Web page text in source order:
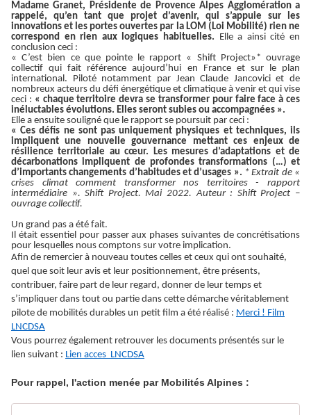
Madame Granet, Présidente de Provence Alpes Agglomération a
rappelé, qu’en tant que projet d’avenir, qui s’appuie sur les
innovations et les portes ouvertes par la LOM (Loi Mobilité) rien ne
correspond en rien aux logiques habituelles. Elle a ainsi cité en
conclusion ceci :
« C’est bien ce que pointe le rapport « Shift Project»* ouvrage
collectif qui fait référence aujourd’hui en France et sur le plan
international. Piloté notamment par Jean Claude Jancovici et de
nombreux acteurs du défi énergétique et climatique à venir et qui vise
ceci : « chaque territoire devra se transformer pour faire face à ces
inéluctables évolutions. Elles seront subies ou accompagnées ».
Elle a ensuite souligné que le rapport se poursuit par ceci :
« Ces défis ne sont pas uniquement physiques et techniques, ils
impliquent une nouvelle gouvernance mettant ces enjeux de
résilience territoriale au cœur. Les mesures d’adaptations et de
décarbonations impliquent de profondes transformations (…) et
d’importants changements d’habitudes et d’usages ». * Extrait de «
crises climat comment transformer nos territoires - rapport
intermédiaire ». Shift Project. Mai 2022. Auteur : Shift Project –
ouvrage collectif.
Un grand pas a été fait.
Il était essentiel pour passer aux phases suivantes de concrétisations
pour lesquelles nous comptons sur votre implication.
Afin de remercier à nouveau toutes celles et ceux qui ont souhaité,
quel que soit leur avis et leur positionnement, être présents,
contribuer, faire part de leur regard, donner de leur temps et
s’impliquer dans tout ou partie dans cette démarche véritablement
pilote de mobilités durables un petit film a été réalisé : Merci ! Film
LNCDSA
Vous pourrez également retrouver les documents présentés sur le
lien suivant : Lien acces LNCDSA
Pour rappel, l'action menée par Mobilités Alpines :